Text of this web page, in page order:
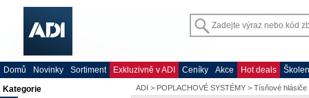
Domů Novinky Sortiment Exkluzivně v ADI Ceníky Akce Hot deals
Kategorie
ADI > POPLACHOVÉ SYSTÉMY > Tísňové hlásiče